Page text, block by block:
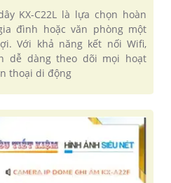
KX-C22L là lựa chọn hoàn
đình hoặc văn phòng một
Với khả năng kết nối Wifi,
dễ dàng theo dõi mọi hoạt
thoại di động